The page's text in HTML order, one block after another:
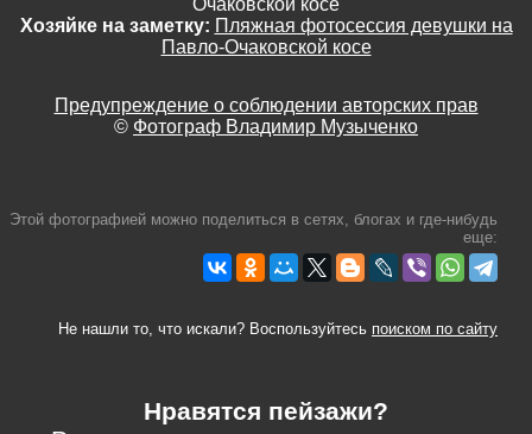
Хозяйке на заметку: Пляжная фотосессия девушки на
Павло-Очаковской косе
Предупреждение о соблюдении авторских прав
© Фотограф Владимир Музыченко
Этой фотографией можно поделиться в сетях, блогах и где-нибудь
еще:
Не нашли то, что искали? Воспользуйтесь поиском по сайту
Нравятся пейзажи?